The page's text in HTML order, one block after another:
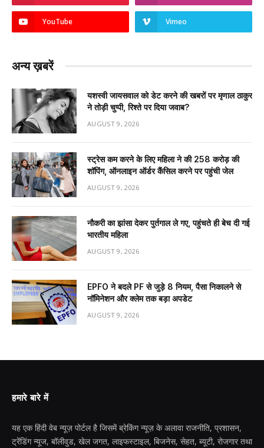
YouTube Vimeo
अन्य ख़बरें
यशस्वी जायसवाल को डेट करने की खबरों पर मृणाल ठाकुर
ने तोड़ी चुप्पी, रिश्ते पर दिया जवाब?
AUGUST 9, 2026
स्ट्रेस कम करने के लिए महिला ने की ₹258 करोड़ की
शॉपिंग, ऑनलाइन ऑर्डर कैंसिल करने पर पहुंची जेल
AUGUST 9, 2026
नौकरी का झांसा देकर पुर्तगाल ले गए, पहुंचते ही बेच दी गई
भारतीय महिला
AUGUST 9, 2026
EPFO ने बदले PF से जुड़े 8 नियम, पैसा निकालने से
नॉमिनेशन और क्लेम तक बड़ा अपडेट
AUGUST 9, 2026
हमारे बारे में
यह एक हिंदी वेब न्यूज़ पोर्टल है जिसमें ब्रेकिंग न्यूज़ के अलावा राजनीति, प्रशासन,
ट्रेंडिंग न्यूज, बॉलीवुड, खेल जगत, लाइफस्टाइल, बिजनेस, सेहत, ब्यूटी, रोजगार तथा